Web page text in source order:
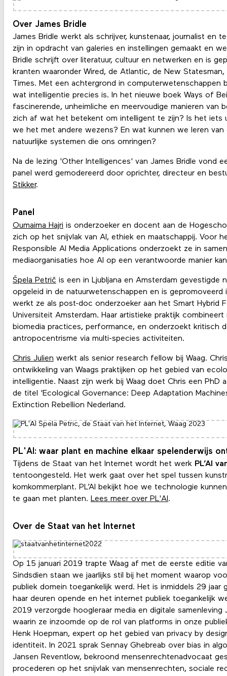
Over James Bridle
James Bridle werkt als schrijver, kunstenaar, journalist en
zijn in opdracht van galeries en instellingen gemaakt en
Bridle schrijft over literatuur, cultuur en netwerken en is
kranten waaronder Wired, de Atlantic, de New Statesman,
Times. Met een achtergrond in computerwetenschappen
wat intelligentie precies is. In het nieuwe boek Ways of
fascinerende, unheimliche en meervoudige manieren van
zich af wat het betekent om intelligent te zijn? Is het iets
we het met andere wezens? En wat kunnen we leren van
natuurlijke systemen die ons omringen?
Na de lezing 'Other Intelligences' van James Bridle vond
panel werd gemodereerd door oprichter, directeur en
Stikker.
Panel
Oumaima Hajri is onderzoeker en docent aan de
zich op het snijvlak van AI, ethiek en maatschappij. Voor
Responsible AI Media Applications onderzoekt ze in
mediaorganisaties hoe AI op een verantwoorde manier
Špela Petrič is een in Ljubljana en Amsterdam gevestigde
opgeleid in de natuurwetenschappen en is gepromoveerd
werkt ze als post-doc onderzoeker aan het Smart Hybrid
Universiteit Amsterdam. Haar artistieke praktijk
biomedia practices, performance, en onderzoekt kritisch
antropocentrisme via multi-species activiteiten.
Chris Julien werkt als senior research fellow bij Waag.
ontwikkeling van Waags praktijken op het gebied van
intelligentie. Naast zijn werk bij Waag doet Chris een PhD
de titel 'Ecological Governance: Deep Adaptation
Extinction Rebellion Nederland.
PL'AI: waar plant en machine elkaar spelenderwijs
Tijdens de Staat van het Internet wordt het werk PL’AI
tentoongesteld. Het werk gaat over het spel tussen
komkommerplant. PL’AI bekijkt hoe we technologie
te gaan met planten. Lees meer over PL'AI .
Over de Staat van het Internet
Op 15 januari 2019 trapte Waag af met de eerste editie
Sindsdien staan we jaarlijks stil bij het moment waarop
publiek domein toegankelijk werd. Het is inmiddels 29 jaar
haar deuren opende en het internet publiek toegankelijk
2019 verzorgde hoogleraar media en digitale samenleving
waarin ze inzoomde op de rol van platforms in onze
Henk Hoepman, expert op het gebied van privacy by
identiteit. In 2021 sprak Sennay Ghebreab over bias in
Jansen Reventlow, bekroond mensenrechtenadvocaat
procederen op het snijvlak van mensenrechten, sociale